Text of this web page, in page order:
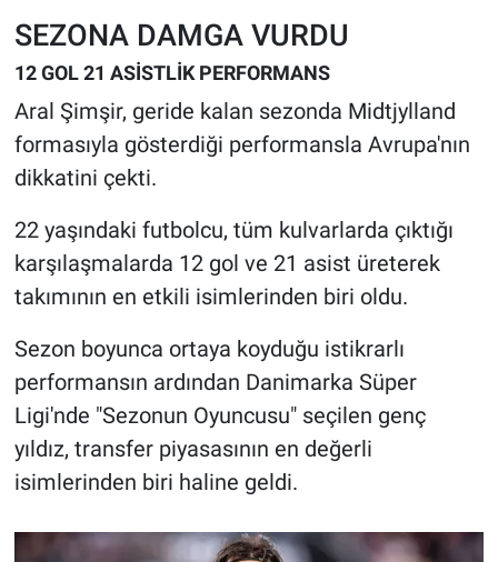
SEZONA DAMGA VURDU
12 GOL 21 ASİSTLİK PERFORMANS
Aral Şimşir, geride kalan sezonda Midtjylland
formasıyla gösterdiği performansla Avrupa'nın
dikkatini çekti.
22 yaşındaki futbolcu, tüm kulvarlarda çıktığı
karşılaşmalarda 12 gol ve 21 asist üreterek
takımının en etkili isimlerinden biri oldu.
Sezon boyunca ortaya koyduğu istikrarlı
performansın ardından Danimarka Süper
Ligi'nde "Sezonun Oyuncusu" seçilen genç
yıldız, transfer piyasasının en değerli
isimlerinden biri haline geldi.